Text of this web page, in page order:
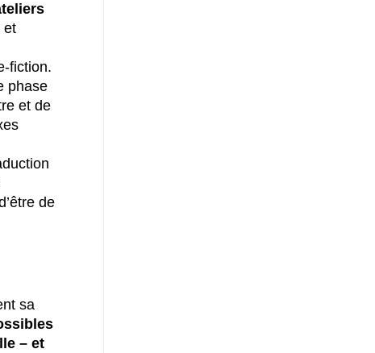
et
fiction.
phase
et de
de
sa
– et